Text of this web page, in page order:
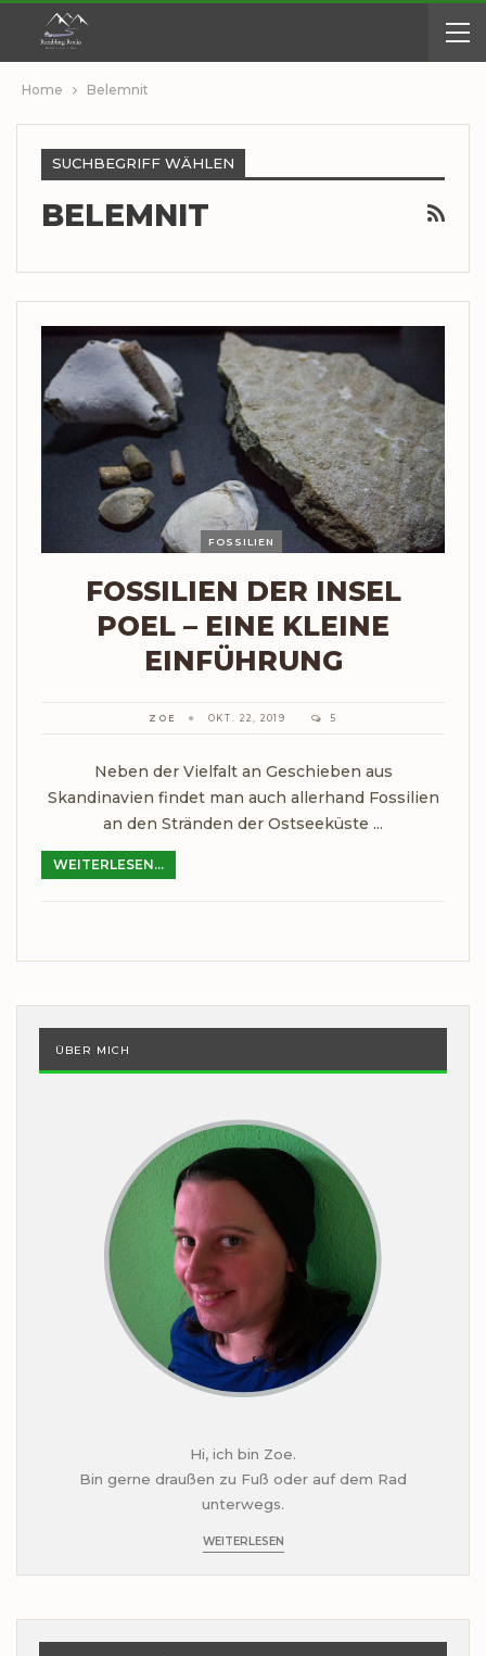
Home Belemnit
SUCHBEGRIFF WÄHLEN
BELEMNIT
FOSSILIEN
FOSSILIEN DER INSEL
POEL – EINE KLEINE
EINFÜHRUNG
ZOE OKT. 22, 2019 5
Neben der Vielfalt an Geschieben aus
Skandinavien findet man auch allerhand Fossilien
an den Stränden der Ostseeküste ...
WEITERLESEN...
ÜBER MICH
Hi, ich bin Zoe.
Bin gerne draußen zu Fuß oder auf dem Rad
unterwegs.
WEITERLESEN